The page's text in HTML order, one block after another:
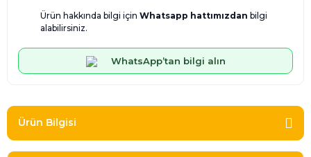
Ürün hakkında bilgi için Whatsapp hattımızdan bilgi
alabilirsiniz.
WhatsApp’tan bilgi alın
Ürün Bilgisi